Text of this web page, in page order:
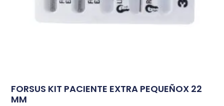
FORSUS KIT PACIENTE EXTRA PEQUEÑOX 22
MM